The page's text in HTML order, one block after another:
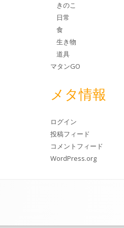
きのこ
日常
食
生き物
道具
マタンGO
メタ情報
ログイン
投稿フィード
コメントフィード
WordPress.org